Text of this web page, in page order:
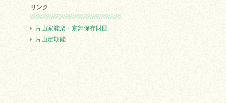
リンク
片山家能楽・京舞保存財団
片山定期能
.